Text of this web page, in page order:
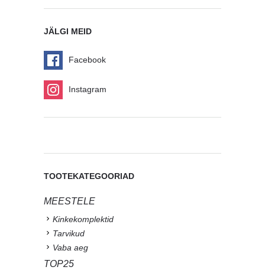
JÄLGI MEID
Facebook
Instagram
TOOTEKATEGOORIAD
MEESTELE
Kinkekomplektid
Tarvikud
Vaba aeg
TOP25